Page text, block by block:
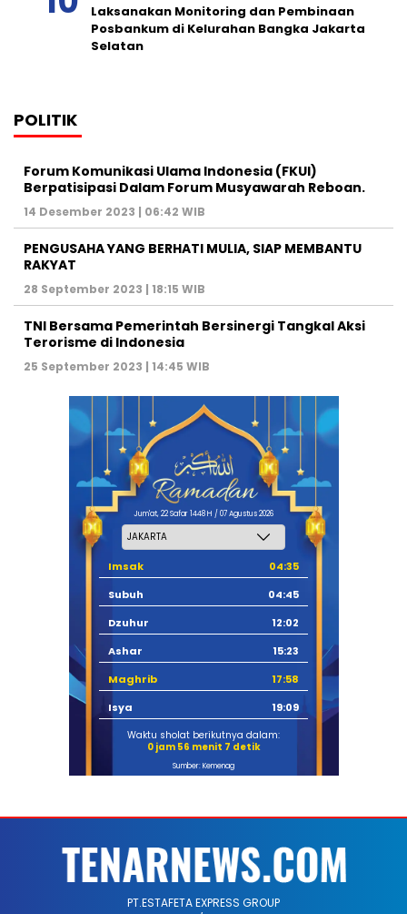
Laksanakan Monitoring dan Pembinaan
Posbankum di Kelurahan Bangka Jakarta
Selatan
POLITIK
Forum Komunikasi Ulama Indonesia (FKUI)
Berpatisipasi Dalam Forum Musyawarah Reboan.
14 Desember 2023 | 06:42 WIB
PENGUSAHA YANG BERHATI MULIA, SIAP MEMBANTU
RAKYAT
28 September 2023 | 18:15 WIB
TNI Bersama Pemerintah Bersinergi Tangkal Aksi
Terorisme di Indonesia
25 September 2023 | 14:45 WIB
Jum'at, 22 Safar 1448 H / 07 Agustus 2026
Imsak
04:35
Subuh
04:45
Dzuhur
12:02
Ashar
15:23
Maghrib
17:58
Isya
19:09
Waktu sholat berikutnya dalam:
0 jam 56 menit 6 detik
Sumber: Kemenag
PT.ESTAFETA EXPRESS GROUP